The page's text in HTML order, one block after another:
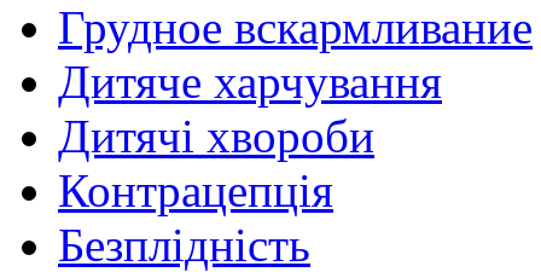
Грудное вскармливание
Дитяче харчування
Дитячі хвороби
Контрацепція
Безплідність